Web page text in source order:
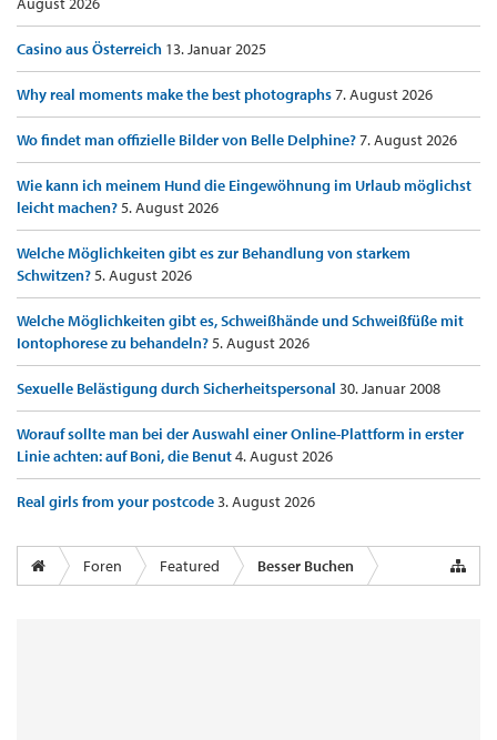
Casino aus Österreich 13. Januar 2025
Why real moments make the best photographs7. August 2026
Wo findet man offizielle Bilder von Belle Delphine?7. August 2026
Wie kann ich meinem Hund die Eingewöhnung im Urlaub möglichst
leicht machen?5. August 2026
Welche Möglichkeiten gibt es zur Behandlung von starkem
Schwitzen?5. August 2026
Welche Möglichkeiten gibt es, Schweißhände und Schweißfüße mit
Iontophorese zu behandeln?5. August 2026
Sexuelle Belästigung durch Sicherheitspersonal 30. Januar 2008
Worauf sollte man bei der Auswahl einer Online-Plattform in erster
Linie achten: auf Boni, die Benut4. August 2026
Real girls from your postcode3. August 2026
Foren Featured Besser Buchen